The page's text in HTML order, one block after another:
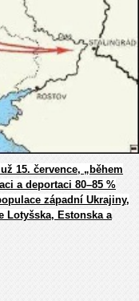
15. července, „během
a deportaci 80–85 %
západní Ukrajiny,
Lotyšska, Estonska a